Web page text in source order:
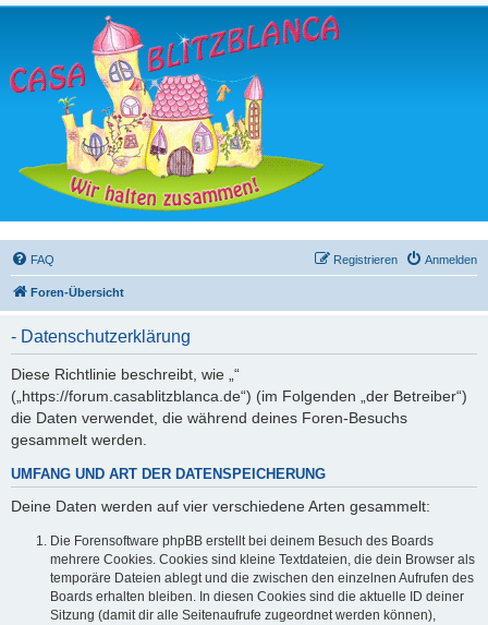
FAQ Anmelden
Registrieren
Foren-Übersicht
- Datenschutzerklärung
Diese Richtlinie beschreibt, wie „“
(„https://forum.casablitzblanca.de“) (im Folgenden „der Betreiber“)
die Daten verwendet, die während deines Foren-Besuchs
gesammelt werden.
UMFANG UND ART DER DATENSPEICHERUNG
Deine Daten werden auf vier verschiedene Arten gesammelt:
Die Forensoftware phpBB erstellt bei deinem Besuch des Boards
mehrere Cookies. Cookies sind kleine Textdateien, die dein Browser als
temporäre Dateien ablegt und die zwischen den einzelnen Aufrufen des
Boards erhalten bleiben. In diesen Cookies sind die aktuelle ID deiner
Sitzung (damit dir alle Seitenaufrufe zugeordnet werden können),